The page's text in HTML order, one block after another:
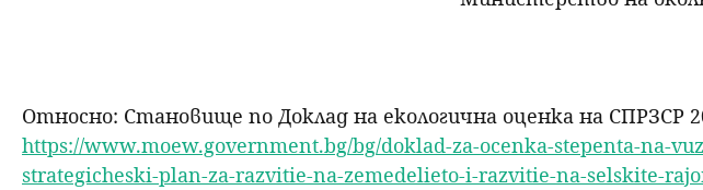
Относно: Становище по Доклад на екологична оценка на СПРЗСР
https://www.moew.government.bg/bg/doklad-za-ocenka-stepenta-na-
strategicheski-plan-za-razvitie-na-zemedelieto-i-razvitie-na-selskite-